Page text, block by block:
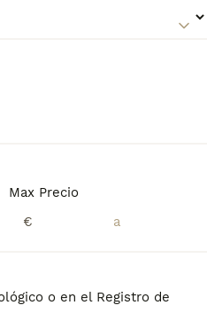
Max Precio
€
o en el Registro de
de compra de Spitz
Japonés Perros en
búsqueda guarda tu
resultado perfecto:
es un